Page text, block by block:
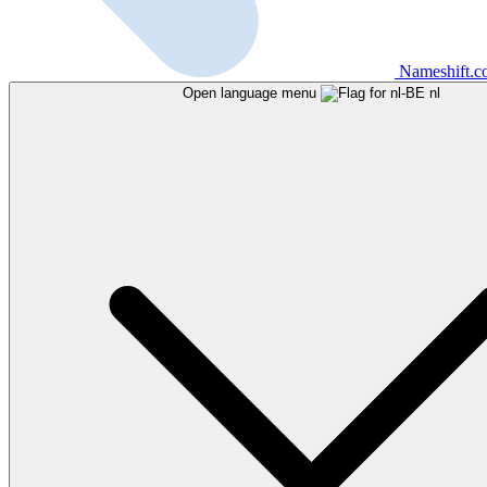
Open language menu nl